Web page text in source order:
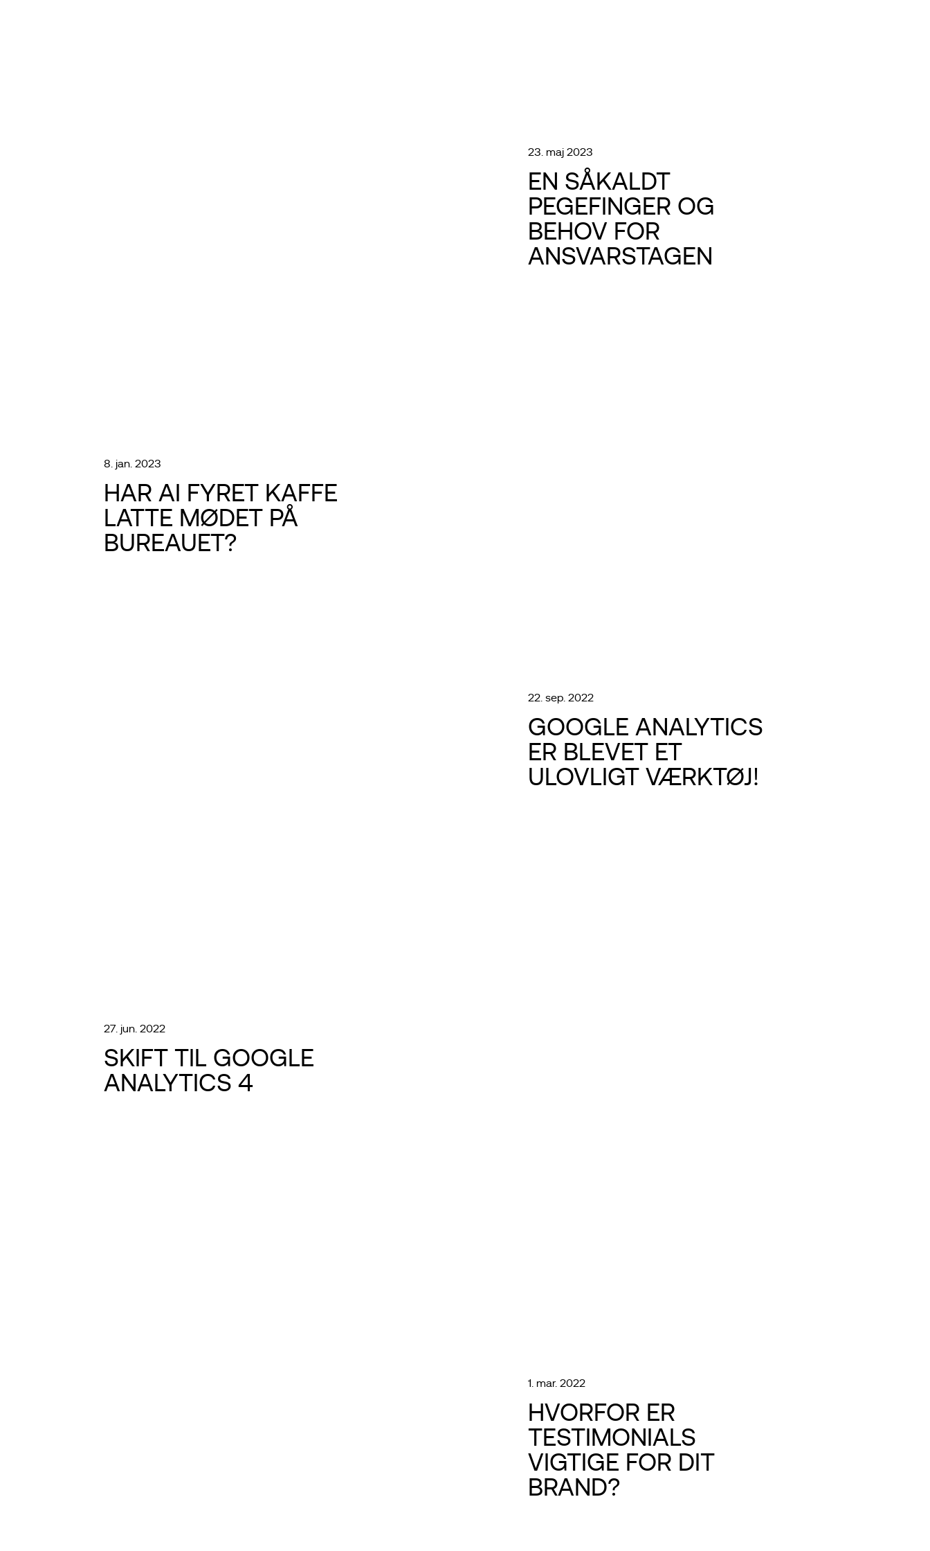
23. maj 2023
EN SÅKALDT
PEGEFINGER OG
BEHOV FOR
ANSVARSTAGEN
8. jan. 2023
HAR AI FYRET KAFFE
LATTE MØDET PÅ
BUREAUET?
22. sep. 2022
GOOGLE ANALYTICS
ER BLEVET ET
ULOVLIGT VÆRKTØJ!
27. jun. 2022
SKIFT TIL GOOGLE
ANALYTICS 4
1. mar. 2022
HVORFOR ER
TESTIMONIALS
VIGTIGE FOR DIT
BRAND?